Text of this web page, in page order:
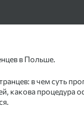
в Польше.
в чем суть
какова процедура